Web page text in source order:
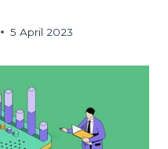
5 April 2023